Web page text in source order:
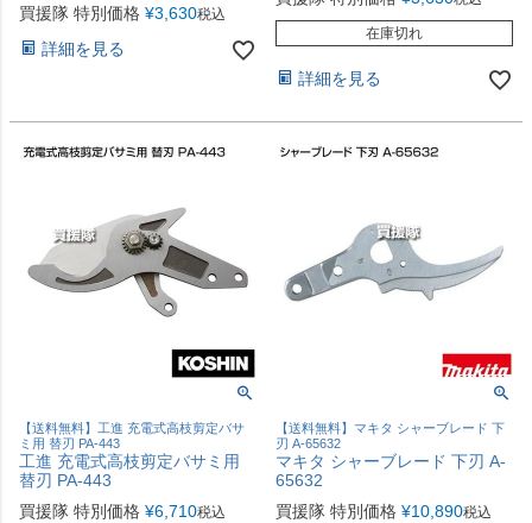
買援隊 特別価格 ¥3,630税込
詳細を見る
在庫切れ
詳細を見る
【送料無料】工進 充電式高枝剪定バサ
ミ用 替刃 PA-443
工進 充電式高枝剪定バサミ用
替刃 PA-443
買援隊 特別価格 ¥6,710税込
【送料無料】マキタ シャーブレード 下
刃 A-65632
マキタ シャーブレード 下刃 A-
65632
買援隊 特別価格 ¥10,890税込